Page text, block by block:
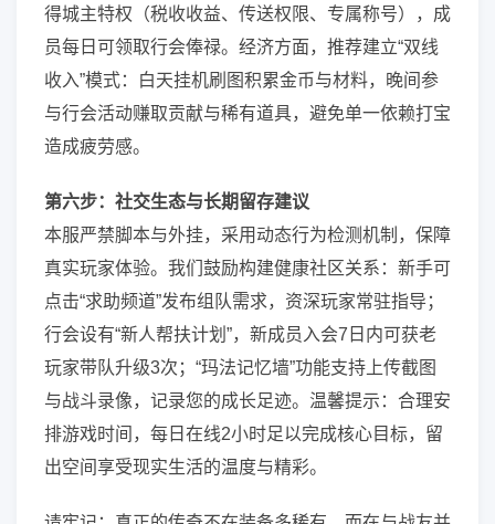
得城主特权（税收收益、传送权限、专属称号），成
员每日可领取行会俸禄。经济方面，推荐建立“双线
收入”模式：白天挂机刷图积累金币与材料，晚间参
与行会活动赚取贡献与稀有道具，避免单一依赖打宝
造成疲劳感。
第六步：社交生态与长期留存建议
本服严禁脚本与外挂，采用动态行为检测机制，保障
真实玩家体验。我们鼓励构建健康社区关系：新手可
点击“求助频道”发布组队需求，资深玩家常驻指导；
行会设有“新人帮扶计划”，新成员入会7日内可获老
玩家带队升级3次；“玛法记忆墙”功能支持上传截图
与战斗录像，记录您的成长足迹。温馨提示：合理安
排游戏时间，每日在线2小时足以完成核心目标，留
出空间享受现实生活的温度与精彩。